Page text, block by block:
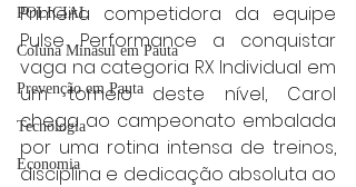
POLICIAL
Coluna Minasul em Pauta
Prevenção em Pauta
Tecnologia
Economia
Primeira competidora da equipe
Pulse Performance a conquistar
vaga na categoria RX Individual em
um torneio deste nível, Carol
chega ao campeonato embalada
por uma rotina intensa de treinos,
disciplina e dedicação absoluta ao